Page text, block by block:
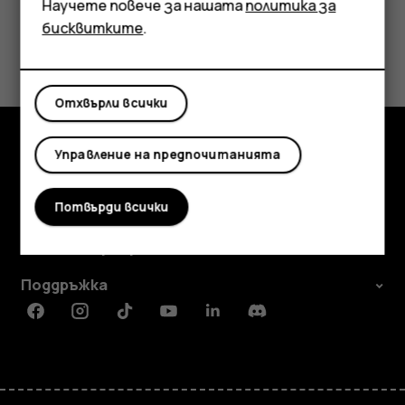
Полезен ли беше този отговор?
Да Не
Изследвайте
Информация
Поддръжка
FacebookInstagramTiktokYoutubeLinkedinDiscord
Научете повече за нашатаполитика за
бисквитките.
Отхвърли всички
Управление на предпочитанията
Потвърди всички